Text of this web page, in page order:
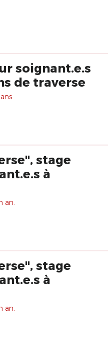
soignant.e.s
de traverse
stage
à
an.
stage
à
an.